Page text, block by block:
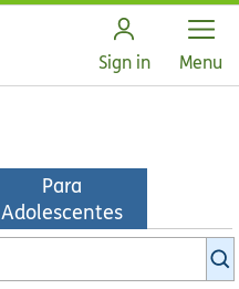
Sign in Open
Menu
Para
Adolescentes